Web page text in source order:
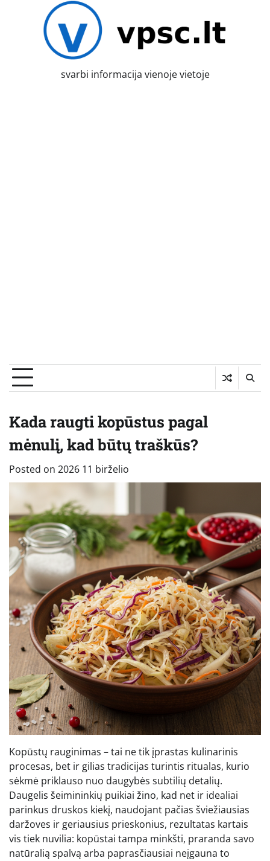
svarbi informacija vienoje vietoje
Kada raugti kopūstus pagal
mėnulį, kad būtų traškūs?
Posted on 2026 11 birželio
Kopūstų rauginimas – tai ne tik įprastas kulinarinis
procesas, bet ir gilias tradicijas turintis ritualas, kurio
sėkmė priklauso nuo daugybės subtilių detalių.
Daugelis šeimininkių puikiai žino, kad net ir idealiai
parinkus druskos kiekį, naudojant pačias šviežiausias
daržoves ir geriausius prieskonius, rezultatas kartais
vis tiek nuvilia: kopūstai tampa minkšti, praranda savo
natūralią spalvą arba paprasčiausiai neįgauna to